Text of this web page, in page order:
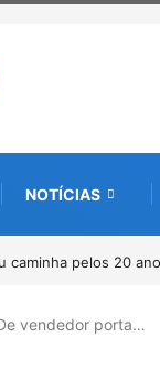
NOTÍCIAS
abre nova
vendedor porta…